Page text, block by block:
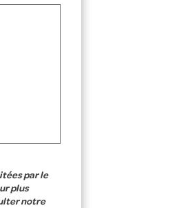
par le
plus
notre